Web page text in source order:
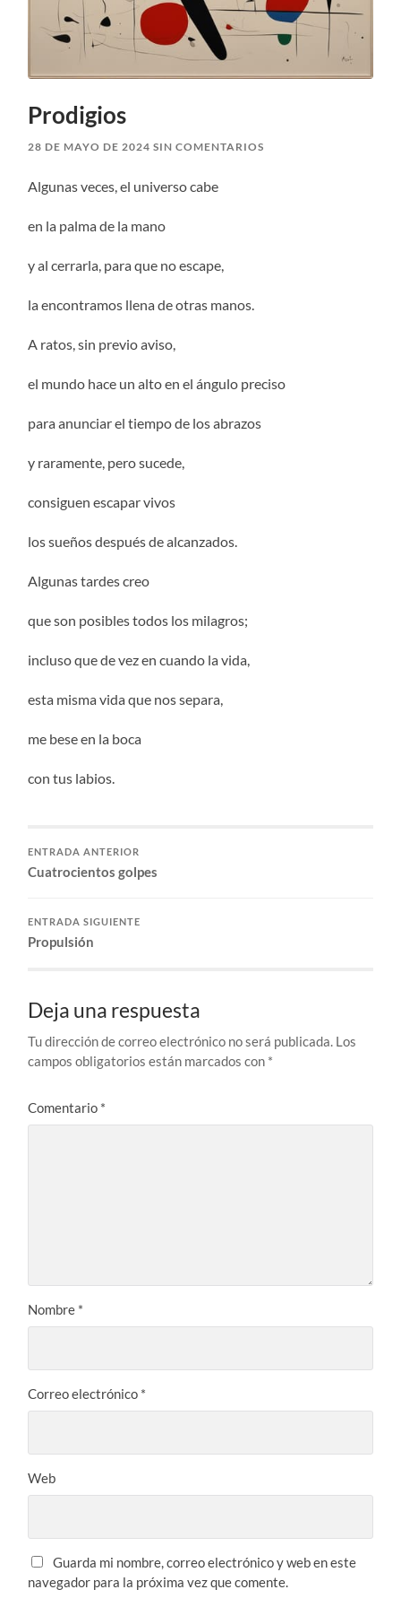
Prodigios
28 DE MAYO DE 2024 SIN COMENTARIOS
Algunas veces, el universo cabe
en la palma de la mano
y al cerrarla, para que no escape,
la encontramos llena de otras manos.
A ratos, sin previo aviso,
el mundo hace un alto en el ángulo preciso
para anunciar el tiempo de los abrazos
y raramente, pero sucede,
consiguen escapar vivos
los sueños después de alcanzados.
Algunas tardes creo
que son posibles todos los milagros;
incluso que de vez en cuando la vida,
esta misma vida que nos separa,
me bese en la boca
con tus labios.
ENTRADA ANTERIOR
Cuatrocientos golpes
ENTRADA SIGUIENTE
Propulsión
Deja una respuesta
Tu dirección de correo electrónico no será publicada. Los
campos obligatorios están marcados con *
Comentario *
Nombre *
Correo electrónico *
Web
Guarda mi nombre, correo electrónico y web en este
navegador para la próxima vez que comente.